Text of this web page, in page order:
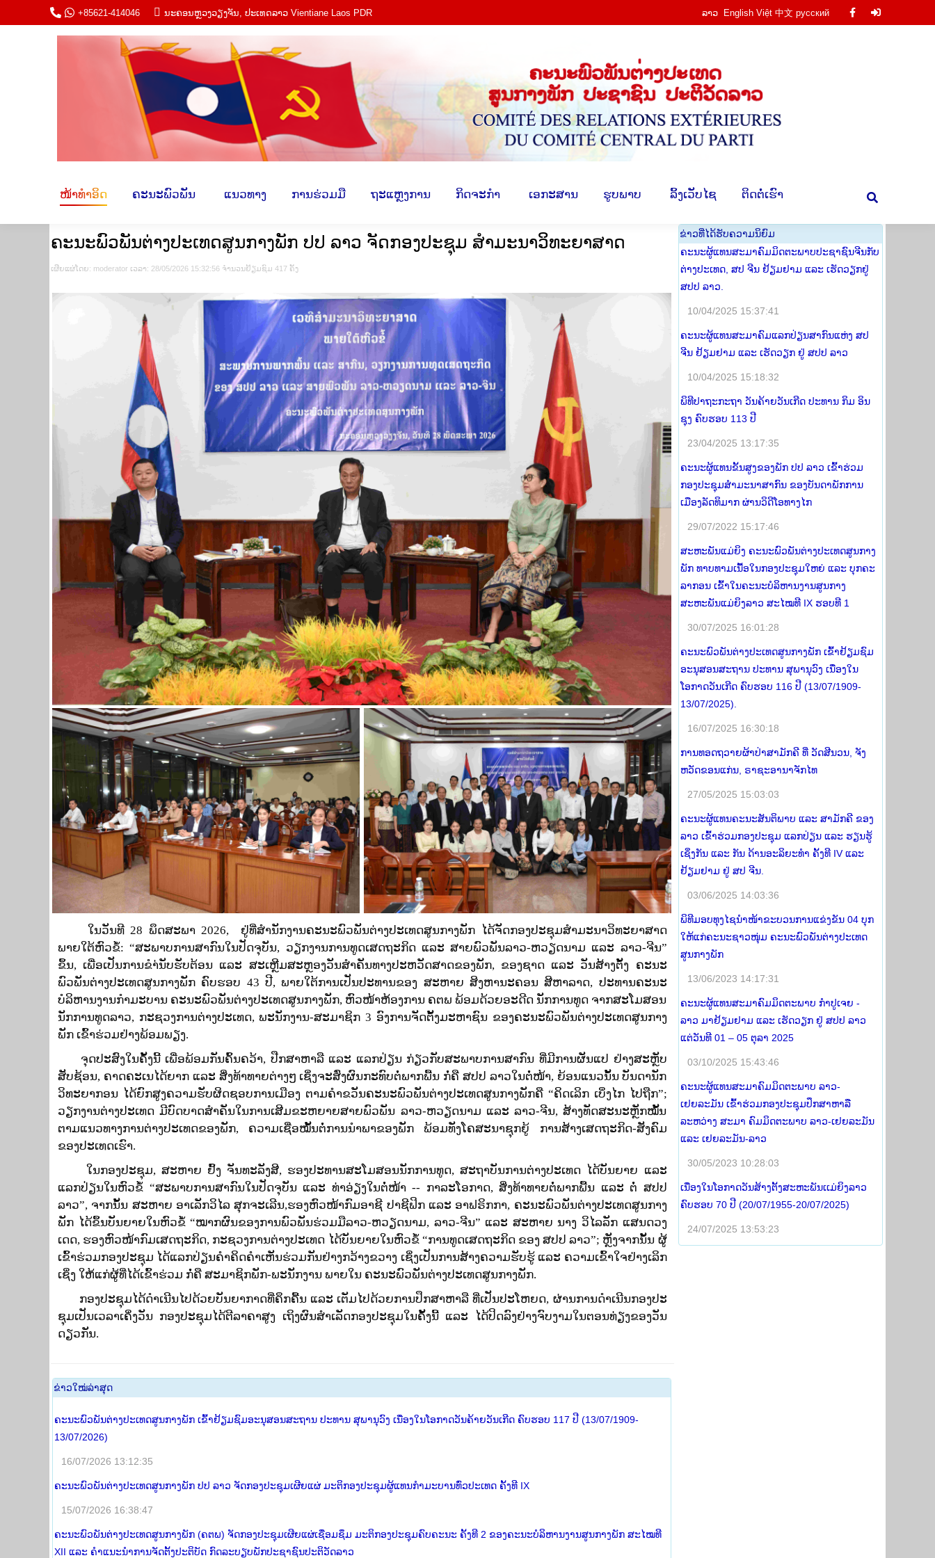
+85621-414046 ນະ​ຄອນຫຼວງວຽງ​ຈັນ, ປະ​ເທດ​ລາວ Vientiane Laos PDR ລາວ English Việt 中文 русский
Facebook
ໜ້າ​ທຳ​ອິດ ຄະ​ນະພົວ​ພັນ​ ​ ແນວ​ທາງ​ ​ການ​ຮ່ວມ​ມື ​ຖະ​ແຫຼງ​ການ ​ກິດ​ຈະ​ກຳ ​ ເອ​ກະ​ສານ ​ຮູບ​ພາບ ​ ລິ້ງ​ເວັບ​ໄຊ ​ຕິດ​ຕໍ່​ເຮົາ Search:
ຄະນະພົວພັນຕ່າງປະເທດສູນກາງພັກ ປປ ລາວ ຈັດກອງປະຊຸມ ສຳມະນາວິທະຍາສາດ
ເຜີຍ​ແຜ່​ໂດຍ​: moderator ເວ​ລາ: 28/05/2026 15:32:56 ຈຳ​ນວນ​​ຢ້ຽມ​ຊົມ 417 ຄັ້ງ
ໃນວັນທີ 28 ພຶດສະພາ 2026, ຢູ່ທີ່ສຳນັກງານຄະນະພົວພັນຕ່າງປະເທດສູນກາງພັກ ໄດ້ຈັດກອງປະຊຸມສຳມະນາວິທະຍາສາດ
ພາຍໃຕ້ຫົວຂໍ້: “ສະພາບການສາກົນໃນປັດຈຸບັນ, ວຽກງານການທູດເສດຖະກິດ ແລະ ສາຍພົວພັນລາວ-ຫວຽດນາມ ແລະ ລາວ-ຈີນ”
ຂຶ້ນ, ເພື່ອເປັນການຂຳ່ນັບຮັບຕ້ອນ ແລະ ສະເຫຼີມສະຫຼອງວັນສຳຄັນທາງປະຫວັດສາດຂອງພັກ, ຂອງຊາດ ແລະ ວັນສ້າງຕັ້ງ ຄະນະ
ພົວພັນຕ່າງປະເທດສູນກາງພັກ ຄົບຮອບ 43 ປີ, ພາຍໃຕ້ການເປັນປະທານຂອງ ສະຫາຍ ສິງຫານະຄອນ ສີຫາລາດ, ປະທານຄະນະ
ບໍລິຫານງານກຳມະບານ ຄະນະພົວພັນຕ່າງປະເທດສູນກາງພັກ, ຫົວໜ້າຫ້ອງການ ຄຕພ ພ້ອມດ້ວຍອະດີດ ນັກການທູດ ຈາກສະໂມສອນ
ນັກການທູດລາວ, ກະຊວງການຕ່າງປະເທດ, ພະນັກງານ-ສະມາຊິກ 3 ອົງການຈັດຕັ້ງມະຫາຊົນ ຂອງຄະນະພົວພັນຕ່າງປະເທດສູນກາງ
ພັກ ເຂົ້າຮ່ວມຢ່າງພ້ອມພຽງ.
ຈຸດປະສົງໃນຄັ້ງນີ້ ເພື່ອພ້ອມກັນຄົ້ນຄວ້າ, ປືກສາຫາລື ແລະ ແລກປ່ຽນ ກ່ຽວກັບສະພາບການສາກົນ ທີ່ມີການຜັນແປ ຢ່າງສະຫຼັບ
ສັບຊ້ອນ, ຄາດຄະເນໄດ້ຍາກ ແລະ ສິ່ງທ້າທາຍຕ່າງໆ ເຊ່ິງຈະສົ່ງຜົນກະທົບຕໍ່ພາກພື້ນ ກໍ່ຄື ສປປ ລາວໃນຕໍ່ໜ້າ, ຍ້ອນແນວນັ້ນ ບັນດານັກ
ວິທະຍາກອນ ໄດ້ຍົກສູງຄວາມຮັບຜິດຊອບການເມືອງ ຕາມຄຳຂວັນຄະນະພົວພັນຕ່າງປະເທດສູນກາງພັກຄື “ຄິດເລິກ ເບິ່ງໄກ ໄປຖືກ”;
ວຽກງານຕ່າງປະເທດ ມີບົດບາດສຳຄັນໃນການເສີມຂະຫຍາຍສາຍພົວພັນ ລາວ-ຫວຽດນາມ ແລະ ລາວ-ຈີນ, ສ້າງທັດສະນະຫຼັກໝັ້ນ
ຕາມແນວທາງການຕ່າງປະເທດຂອງພັກ, ຄວາມເຊື່ອໝັ້ນຕໍ່ການນຳພາຂອງພັກ ພ້ອມທັງໂຄສະນາຊຸກຍູ້ ການສ້າງເສດຖະກິດ-ສັງຄົມ
ຂອງປະເທດເຮົາ.
ໃນກອງປະຊຸມ, ສະຫາຍ ຢົ້ງ ຈັນທະລັງສີ, ຮອງປະທານສະໂມສອນນັກການທູດ, ສະຖາບັນການຕ່າງປະເທດ ໄດ້ບັນຍາຍ ແລະ
ແລກປ່ຽນໃນຫົວຂໍ້ “ສະພາບການສາກົນໃນປັດຈຸບັນ ແລະ ທ່າອ່ຽງໃນຕໍ່ໜ້າ -- ກາລະໂອກາດ, ສິ່ງທ້າທາຍຕໍ່ພາກພື້ນ ແລະ ຕໍ່ ສປປ
ລາວ”, ຈາກນັ້ນ ສະຫາຍ ອາເລັກວິໄລ ສຸກຈະເລີນ,​ຮອງຫົວໜ້າກົມອາຊີ ປາຊີຟິກ ແລະ ອາຟຣິກກາ,​ ຄະນະພົວພັນຕ່າງປະເທດສູນກາງ
ພັກ ໄດ້ຂຶ້ນບັນຍາຍໃນຫົວຂໍ້ “ໝາກຜົນຂອງການພົວພັນຮ່ວມມືລາວ-ຫວຽດນາມ, ລາວ-ຈີນ” ແລະ ສະຫາຍ ນາງ ວິໄລລັກ ແສນດວງ
ເດດ, ຮອງຫົວໜ້າກົມເສດຖະກິດ, ກະຊວງການຕ່າງປະເທດ ໄດ້ບັນຍາຍໃນຫົວຂໍ້ “ການທູດເສດຖະກິດ ຂອງ ສປປ ລາວ”; ຫຼັງຈາກນັ້ນ ຜູ້
ເຂົ້າຮ່ວມກອງປະຊຸມ ໄດ້ແລກປ່ຽນຄຳຄິດຄຳເຫັນຮ່ວມກັນຢ່າງກວ້າງຂວາງ ເຊິ່ງເປັນການສ້າງຄວາມຮັບຮູ້ ແລະ ຄວາມເຂົ້າໃຈຢ່າງເລິກ
ເຊິ່ງ ໃຫ້​ແກ່ຜູ້ທີ່ໄດ້ເຂົ້າຮ່ວມ ກໍ່ຄື ສະມາຊິກພັກ-ພະນັກງານ ພາຍໃນ ຄະນະພົວພັນຕ່າງປະເທດສູນກາງພັກ.
ກອງປະຊຸມໄດ້ດຳເນີນໄປດ້ວຍບັນຍາກາດທີ່ຄຶກຄື້ນ ແລະ ເຕັມໄປດ້ວຍການປຶກສາຫາລື ທີ່ເປັນປະໂຫຍດ, ຜ່ານການດຳ​ເນີນກອງ​ປະ​
ຊຸມເປັນເວລາເຄິ່ງວັນ ກອງປະຊຸມໄດ້ຕີລາຄາສູງ ເຖິງຜົນສຳເລັດກອງປະຊຸມໃນຄັ້ງນີ້ ແລະ ໄດ້ປິດລົງຢ່າງຈົບງາມໃນຕອນທ່ຽງຂອງວັນ
ດຽວກັນ.
​ຂ່າວ​ໃໝ່​ລ່າ​ສຸດ
ຄະນະພົວພັນຕ່າງປະເທດສູນກາງພັກ ເຂົ້າຢ້ຽມຊົມອະນຸສອນສະຖານ ປະທານ ສຸພານຸວົງ ເນື່ອງໃນໂອກາດວັນຄ້າຍວັນເກີດ ຄົບຮອບ 117 ປີ (13/07/1909-
13/07/2026)
16/07/2026 13:12:35
ຄະນະພົວພັນຕ່າງປະເທດສູນກາງພັກ ປປ ລາວ ຈັດກອງປະຊຸມເຜີຍແຜ່ ມະຕິກອງປະຊຸມຜູ້ແທນກຳມະບານທົ່ວປະເທດ ຄັ້ງທີ IX
15/07/2026 16:38:47
ຄະນະພົວພັນຕ່າງປະເທດສູນກາງພັກ (ຄຕພ) ຈັດກອງປະຊຸມເຜີຍແຜ່ເຊື່ອມຊຶມ ມະຕິກອງປະຊຸມຄົບຄະນະ ຄັ້ງທີ 2 ຂອງຄະນະບໍລິຫານງານສູນກາງພັກ ສະໄໝທີ
XII ແລະ ຄໍາແນະນໍາການຈັດຕັ້ງປະຕິບັດ ກົດລະບຽບພັກປະຊາຊົນປະຕິວັດລາວ
​ຂ່າວ​ທີ່​ໄດ້​ຮັບ​ຄວາມ​ນິ​ຍົມ
ຄະນະຜູ້ແທນສະມາຄົມມິດຕະພາບປະຊາຊົນຈີນກັບ
ຕ່າງປະເທດ, ສປ ຈີນ ຢ້ຽມຢາມ ແລະ ເຮັດວຽກຢູ່
ສປປ ລາວ.
10/04/2025 15:37:41
ຄະນະຜູ້ແທນສະມາຄົມແລກປ່ຽນສາກົນແຫ່ງ ສປ
ຈີນ ຢ້ຽມຢາມ ແລະ ເຮັດວຽກ ຢູ່ ສປປ ລາວ
10/04/2025 15:18:32
ພິທີປາຖະກະຖາ ວັນຄ້າຍວັນເກີດ ປະທານ ກິມ ອິນ
ຊຸງ ຄົບຮອບ 113 ປີ
23/04/2025 13:17:35
ຄະນະຜູ້ແທນຂັ້ນສູງຂອງພັກ ປປ ລາວ ເຂົ້າຮ່ວມ
ກອງປະຊຸມສໍາມະນາສາກົນ ຂອງບັນດາພັກການ
ເມືອງລັດທິມາກ ຜ່ານວິດີໂອທາງໄກ
29/07/2022 15:17:46
ສະຫະພັນແມ່ຍິງ ຄະນະພົວພັນຕ່າງປະເທດສູນກາງ
ພັກ ທາບທາມເນື້ອໃນກອງປະຊຸມໃຫຍ່ ແລະ ບຸກຄະ
ລາກອນ ເຂົ້າໃນຄະນະບໍລິຫານງານສູນກາງ
ສະຫະພັນແມ່ຍິງລາວ ສະໄໝທີ IX ຮອບທີ 1
30/07/2025 16:01:28
ຄະນະພົວພັນຕ່າງປະເທດສູນກາງພັກ ເຂົ້າຢ້ຽມຊົມ
ອະນຸສອນສະຖານ ປະທານ ສຸພານຸວົງ ເນື່ອງໃນ
ໂອກາດວັນເກີດ ຄົບຮອບ 116 ປີ (13/07/1909-
13/07/2025).
16/07/2025 16:30:18
ການທອດຖວາຍຜ້າປ່າສາມັກຄີ ທີ່ ວັດສີນວນ, ຈັງ
ຫວັດຂອນແກ່ນ, ຣາຊະອານາຈັກໄທ
27/05/2025 15:03:03
ຄະນະຜູ້ແທນຄະນະສັນຕິພາບ ແລະ ສາມັກຄີ ຂອງ
ລາວ ເຂົ້າຮ່ວມກອງປະຊຸມ ແລກປ່ຽນ ແລະ ຮຽນຮູ້
ເຊິ່ງກັນ ແລະ ກັນ ດ້ານອະລິຍະທໍາ ຄັ້ງທີ IV ແລະ
ຢ້ຽມຢາມ ຢູ່ ສປ ຈີນ.
03/06/2025 14:03:36
ພິທີມອບທຸງໄຊນຳໜ້າຂະບວນການແຂ່ງຂັນ 04 ບຸກ
ໃຫ້ແກ່ຄະນະຊາວໜຸ່ມ ຄະນະພົວພັນຕ່າງປະເທດ
ສູນກາງພັກ
13/06/2023 14:17:31
ຄະນະຜູ້ແທນສະມາຄົມມິດຕະພາບ ກໍາປູເຈຍ -
ລາວ ມາຢ້ຽມຢາມ ແລະ ເຮັດວຽກ ຢູ່ ສປປ ລາວ
ແຕ່ວັນທີ 01 – 05 ຕຸລາ 2025
03/10/2025 15:43:46
ຄະນະຜູ້ແທນສະມາຄົມມິດຕະພາບ ລາວ-
ເຢຍລະມັນ ເຂົ້າຮ່ວມກອງປະຊຸມປຶກສາຫາລື
ລະຫວ່າງ ສະມາ ຄົມມິດຕະພາບ ລາວ-ເຢຍລະມັນ
ແລະ ເຢຍລະມັນ-ລາວ
30/05/2023 10:28:03
ເນື່ອງໃນໂອກາດວັນສ້າງຕັ້ງສະຫະພັນເເມ່ຍິງລາວ
ຄົບຮອບ 70 ປີ (20/07/1955-20/07/2025)
24/07/2025 13:53:23
ໜ້າ​ທຳ​ອິດ ຄະ​ນະພົວ​ພັນ​ ​ ແນວ​ທາງ​ ​ການ​ຮ່ວມ​ມື ​ຖະ​ແຫຼງ​ການ ​ກິດ​ຈະ​ກຳ ​ ເອ​ກະ​ສານ ​ຮູບ​ພາບ ​ ລິ້ງ​ເວັບ​ໄຊ ​ຕິດ​ຕໍ່​ເຮົາ Search: